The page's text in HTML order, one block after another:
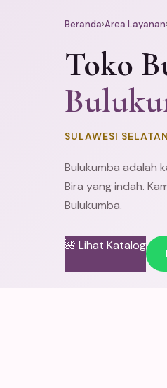
Beranda›Area Layanan›
Toko
SULAWESI
Bulukumba adalah
Bira yang indah.
Bulukumba.
🌺 Lihat Katalog